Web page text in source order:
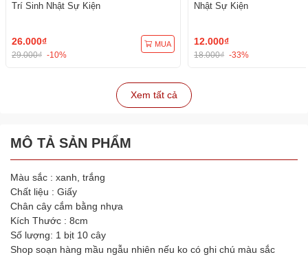
Trí Sinh Nhật Sự Kiện
26.000₫
29.000₫ -10%
MUA
Nhật Sự Kiện
12.000₫
18.000₫ -33%
Xem tất cả
MÔ TẢ SẢN PHẨM
Màu sắc : xanh, trắng
Chất liệu : Giấy
Chân cây cắm bằng nhựa
Kích Thước : 8cm
Số lượng: 1 bịt 10 cây
Shop soạn hàng mầu ngẫu nhiên nếu ko có ghi chú màu sắc